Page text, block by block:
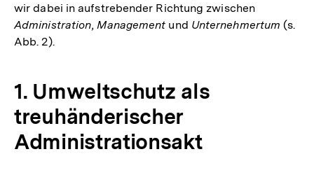
wir dabei in aufstrebender Richtung zwischen
Administration, Management und Unternehmertum (s.
Abb. 2).
1. Umweltschutz als
treuhänderischer
Administrationsakt